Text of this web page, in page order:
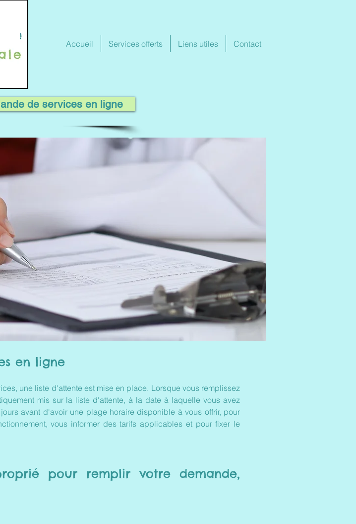
Accueil Services offerts Liens utiles Contact
de services en ligne
en ligne
une liste d'attente est mise en place. Lorsque vous remplissez
mis sur la liste d'attente, à la date à laquelle vous avez
avant d'avoir une plage horaire disponible à vous offrir, pour
vous informer des tarifs applicables et pour fixer le
pour remplir votre demande,